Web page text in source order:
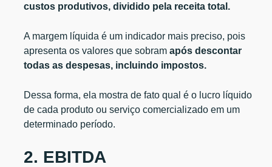
custos produtivos, dividido pela receita total.
A margem líquida é um indicador mais preciso, pois
apresenta os valores que sobramapós descontar
todas as despesas, incluindo impostos.
Dessa forma, ela mostra de fato qual é o lucro líquido
de cada produto ou serviço comercializado em um
determinado período.
2. EBITDA